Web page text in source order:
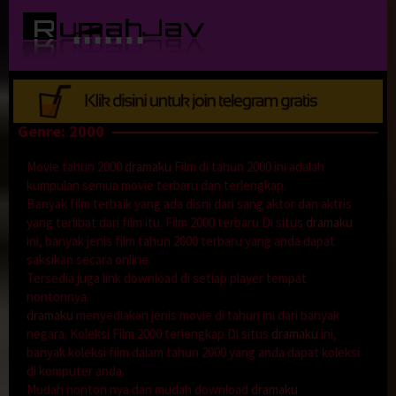
Loncat
konten
Genre: 2000
Movie tahun 2000 dramaku Film di tahun 2000 ini adalah
kumpulan semua movie terbaru dan terlengkap.
Banyak film terbaik yang ada disni dari sang aktor dan aktris
yang terlibat dari film itu. Film 2000 terbaru Di situs dramaku
ini, banyak jenis film tahun 2000 terbaru yang anda dapat
saksikan secara online.
Tersedia juga link download di setiap player tempat
nontonnya.
dramaku menyediakan jenis movie di tahun ini dari banyak
negara. Koleksi Film 2000 terlengkap Di situs dramaku ini,
banyak koleksi film dalam tahun 2000 yang anda dapat koleksi
di komputer anda.
Mudah nonton nya dan mudah download dramaku